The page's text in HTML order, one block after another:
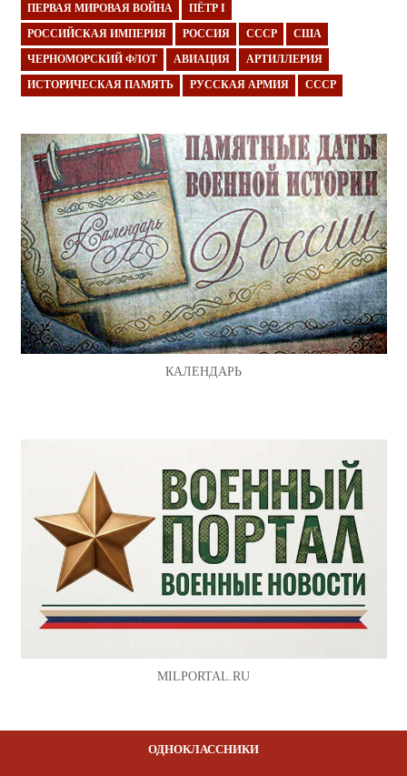
ПЕРВАЯ МИРОВАЯ ВОЙНА ПЁТР I
РОССИЙСКАЯ ИМПЕРИЯ РОССИЯ СССР США
ЧЕРНОМОРСКИЙ ФЛОТ АВИАЦИЯ АРТИЛЛЕРИЯ
ИСТОРИЧЕСКАЯ ПАМЯТЬ РУССКАЯ АРМИЯ СССР
КАЛЕНДАРЬ
MILPORTAL.RU
ОДНОКЛАССНИКИ